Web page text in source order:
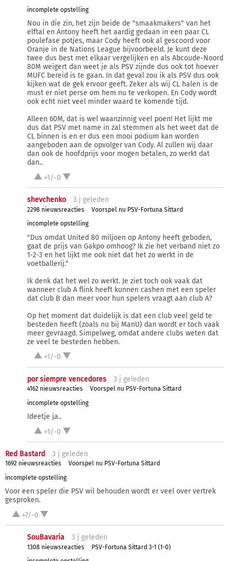
incomplete opstelling
Nou in die zin, het zijn beide de "smaakmakers" van het
elftal en Antony heeft het aardig gedaan in een paar CL
poulefase potjes, maar Cody heeft ook al gescoord voor
Oranje in de Nations League bijvoorbeeld. Je kunt deze
twee dus best met elkaar vergelijken en als Abcoude-Noord
80M weigert dan weet je als PSV zijnde dus ook tot hoever
MUFC bereid is te gaan. In dat geval zou ik als PSV dus ook
kijken wat de gek ervoor geeft. Zeker als wij CL halen is de
must er niet perse om hem nu te verkopen. En Cody wordt
ook echt niet veel minder waard te komende tijd.
Alleen 60M, dat is wel waanzinnig veel poen! Het lijkt me
dus dat PSV met name in zal stemmen als het weet dat de
CL binnen is en er dus een mooi podium kan worden
aangeboden aan de opvolger van Cody. Al zullen wij daar
dan ook de hoofdprijs voor mogen betalen, zo werkt dat
dan..
+1/-0
shevchenko 3 j geleden
2298 nieuwsreacties
Voorspel nu PSV-Fortuna Sittard
incomplete opstelling
"Dus omdat United 80 miljoen op Antony heeft geboden,
gaat de prijs van Gakpo omhoog? Ik zie het verband niet zo
1-2-3 en het lijkt me ook niet dat het zo werkt in de
voetballerij."
Ik denk dat het wel zo werkt. Je ziet toch ook vaak dat
wanneer club A flink heeft kunnen cashen met een speler
dat club B dan meer voor hun spelers vraagt aan club A?
Op het moment dat duidelijk is dat een club veel geld te
besteden heeft (zoals nu bij ManU) dan wordt er toch vaak
meer gevraagd. Simpelweg, omdat andere clubs weten dat
ze veel te besteden hebben.
+1/-0
por siempre vencedores 3 j geleden
4162 nieuwsreacties
Voorspel nu PSV-Fortuna Sittard
incomplete opstelling
Ideetje ja..
+1/-0
Red Bastard 3 j geleden
1692 nieuwsreacties
Voorspel nu PSV-Fortuna Sittard
incomplete opstelling
Voor een speler die PSV wil behouden wordt er veel over vertrek
gesproken.
+7/-0
SouBavaria 3 j geleden
1308 nieuwsreacties
PSV-Fortuna Sittard 3-1 (1-0)